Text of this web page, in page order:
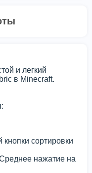
и легкий
в Minecraft.
сортировки
нажатие на